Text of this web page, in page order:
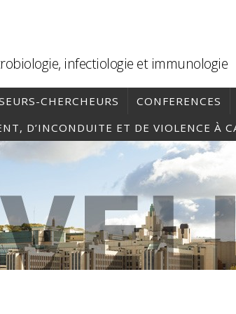
infectiologie et immunologie
CHERCHEURS
CONFERENCES
D’INCONDUITE ET DE VIOLENCE À